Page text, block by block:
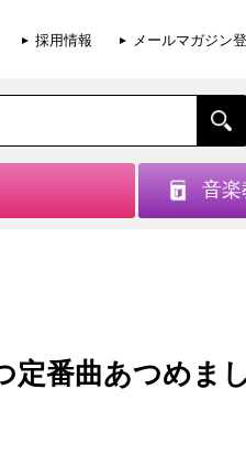
採用情報 メールマガジン
音楽
番曲あつめまし